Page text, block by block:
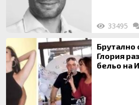
33495
Глория
бельо на